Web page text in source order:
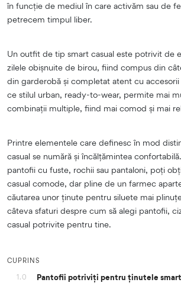
în funcție de mediul în care activăm sau de
petrecem timpul liber.
Un outfit de tip smart casual este potrivit de
zilele obișnuite de birou, fiind compus din
din garderobă și completat atent cu
ce stilul urban, ready-to-wear, permite mai
combinații multiple, fiind mai comod și mai
Printre elementele care definesc în mod
casual se numără și încălțămintea
pantofii cu fuste, rochii sau pantaloni, poți
casual comode, dar pline de un farmec
căutarea unor ținute pentru siluete mai
câteva sfaturi despre cum să alegi pantofii,
casual potrivite pentru tine.
CUPRINS
1.0
Pantofii potriviți pentru ținutele smart